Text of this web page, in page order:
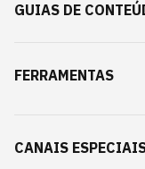
GUIAS DE
FERRAMENTAS
CANAIS